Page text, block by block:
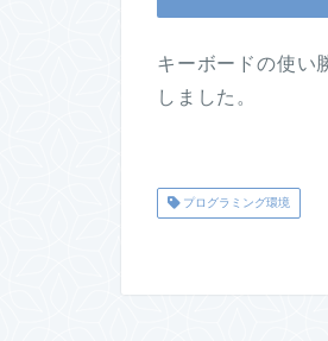
キーボードの使い
しました。
プログラミング環境